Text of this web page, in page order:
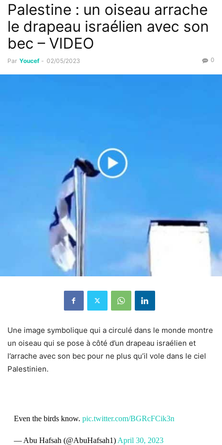
Palestine : un oiseau arrache
le drapeau israélien avec son
bec – VIDEO
Par Youcef - 02/05/2023 0
Une image symbolique qui a circulé dans le monde montre
un oiseau qui se pose à côté d’un drapeau israélien et
l’arrache avec son bec pour ne plus qu’il vole dans le ciel
Palestinien.
Even the birds know. pic.twitter.com/BGRcFCik3n
— Abu Hafsah (@AbuHafsah1) April 30, 2023